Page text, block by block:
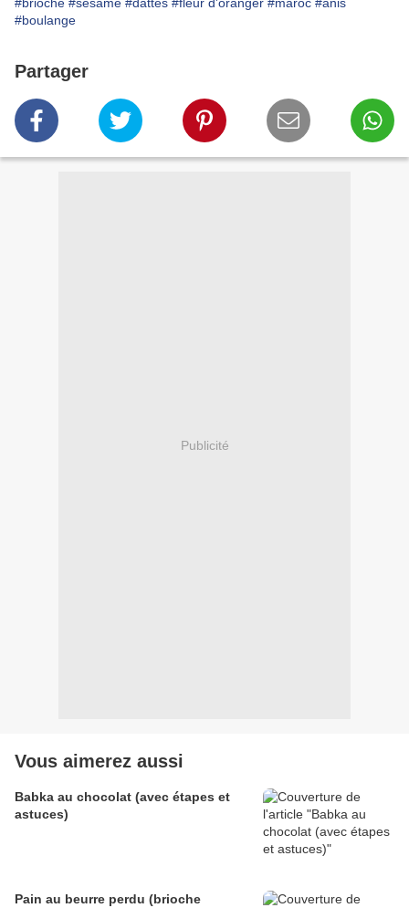
#boulange
Partager
Publicité
Vous aimerez aussi
Babka au chocolat (avec étapes et
astuces)
Pain au beurre perdu (brioche